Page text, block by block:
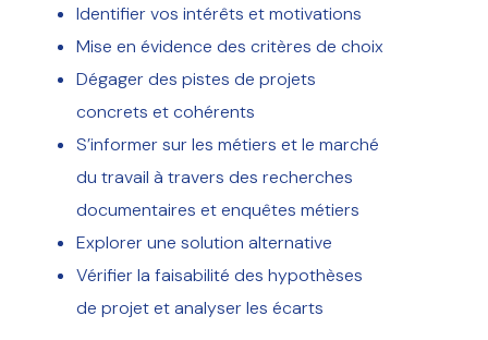
Identifier vos intérêts et motivations
Mise en évidence des critères de choix
Dégager des pistes de projets
concrets et cohérents
S’informer sur les métiers et le marché
du travail à travers des recherches
documentaires et enquêtes métiers
Explorer une solution alternative
Vérifier la faisabilité des hypothèses
de projet et analyser les écarts